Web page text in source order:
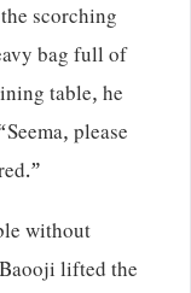
scorching
bag full of
table, he
please
without
lifted the